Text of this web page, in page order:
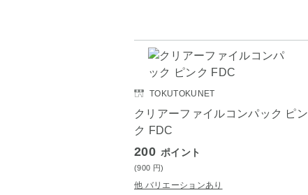
TOKUTOKUNET
クリアーファイルコンパック ピン
ク FDC
200 ポイント
(900 円)
他 バリエーションあり